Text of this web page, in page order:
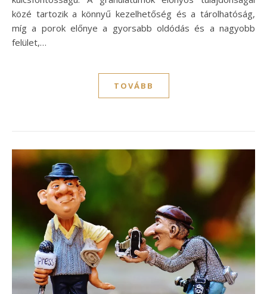
közé tartozik a könnyű kezelhetőség és a tárolhatóság,
míg a porok előnye a gyorsabb oldódás és a nagyobb
felület,…
TOVÁBB